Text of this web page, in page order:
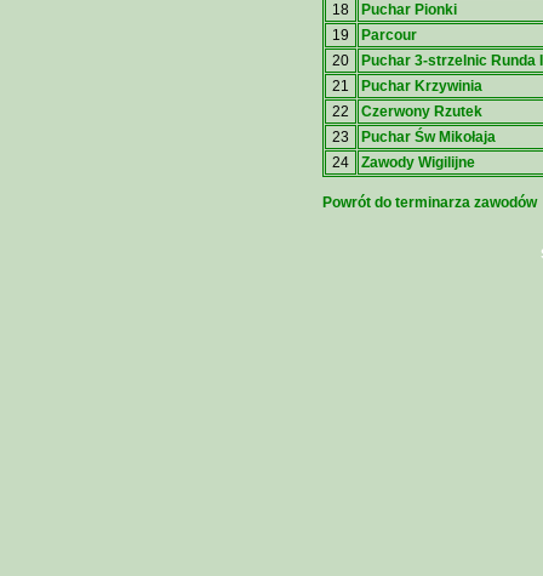
18
Puchar Pionki
19
Parcour
20
Puchar 3-strzelnic Runda
21
Puchar Krzywinia
22
Czerwony Rzutek
23
Puchar Św Mikołaja
24
Zawody Wigilijne
Powrót do terminarza zawodów